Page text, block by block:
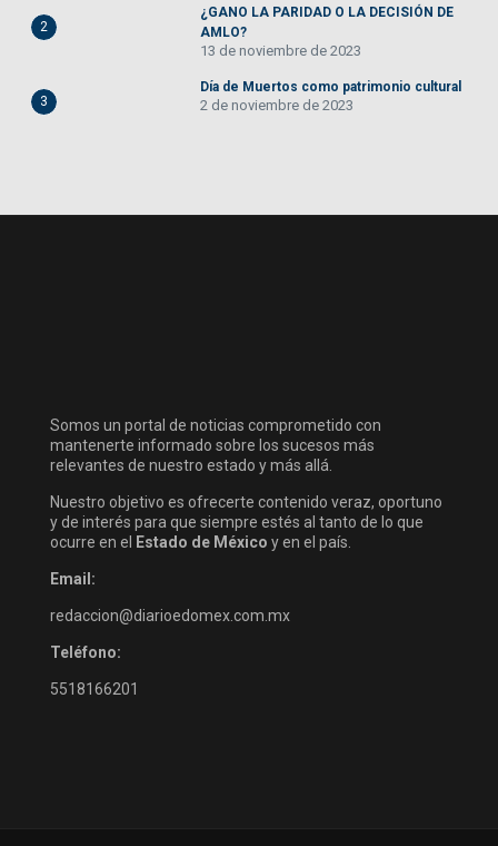
2
¿GANO LA PARIDAD O LA DECISIÓN DE
AMLO?
13 de noviembre de 2023
3
Día de Muertos como patrimonio cultural
2 de noviembre de 2023
Somos un portal de noticias comprometido con
mantenerte informado sobre los sucesos más
relevantes de nuestro estado y más allá.
Nuestro objetivo es ofrecerte contenido veraz, oportuno
y de interés para que siempre estés al tanto de lo que
ocurre en el
Estado de México y en el país.
Email:
redaccion@diarioedomex.com.mx
Teléfono:
5518166201